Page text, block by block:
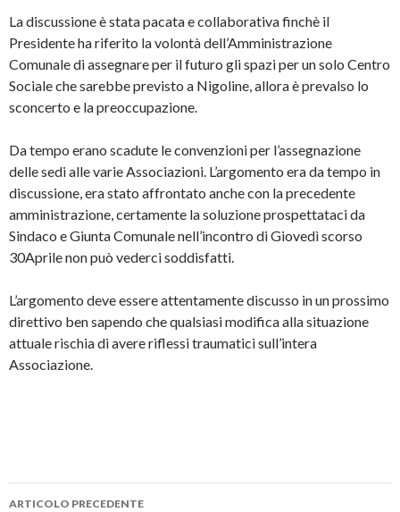
La discussione è stata pacata e collaborativa finchè il
Presidente ha riferito la volontà dell’Amministrazione
Comunale di assegnare per il futuro gli spazi per un solo Centro
Sociale che sarebbe previsto a Nigoline, allora è prevalso lo
sconcerto e la preoccupazione.
Da tempo erano scadute le convenzioni per l’assegnazione
delle sedi alle varie Associazioni. L’argomento era da tempo in
discussione, era stato affrontato anche con la precedente
amministrazione, certamente la soluzione prospettataci da
Sindaco e Giunta Comunale nell’incontro di Giovedì scorso
30Aprile non può vederci soddisfatti.
L’argomento deve essere attentamente discusso in un prossimo
direttivo ben sapendo che qualsiasi modifica alla situazione
attuale rischia di avere riflessi traumatici sull’intera
Associazione.
Navigazione
ARTICOLO PRECEDENTE